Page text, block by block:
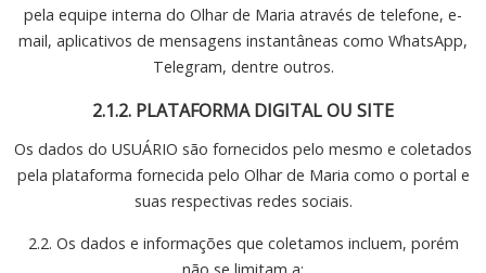
pela equipe interna do Olhar de Maria através de telefone, e-
mail, aplicativos de mensagens instantâneas como WhatsApp,
Telegram, dentre outros.
2.1.2. PLATAFORMA DIGITAL OU SITE
Os dados do USUÁRIO são fornecidos pelo mesmo e coletados
pela plataforma fornecida pelo Olhar de Maria como o portal e
suas respectivas redes sociais.
2.2. Os dados e informações que coletamos incluem, porém